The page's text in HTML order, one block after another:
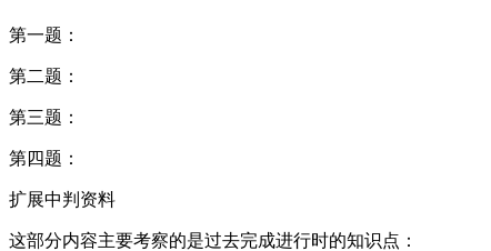
第一题：
第二题：
第三题：
第四题：
扩展中判资料
这部分内容主要考察的是过去完成进行时的知识点：